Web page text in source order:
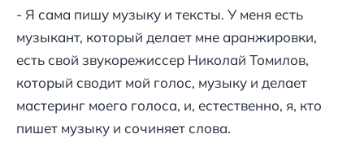
- Я сама пишу музыку и тексты. У меня есть
музыкант, который делает мне аранжировки,
есть свой звукорежиссер Николай Томилов,
который сводит мой голос, музыку и делает
мастеринг моего голоса, и, естественно, я, кто
пишет музыку и сочиняет слова.